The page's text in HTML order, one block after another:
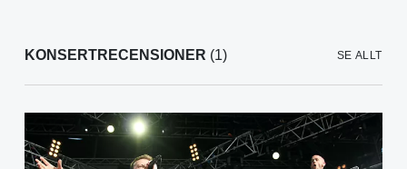
KONSERTRECENSIONER (1) SE ALLT